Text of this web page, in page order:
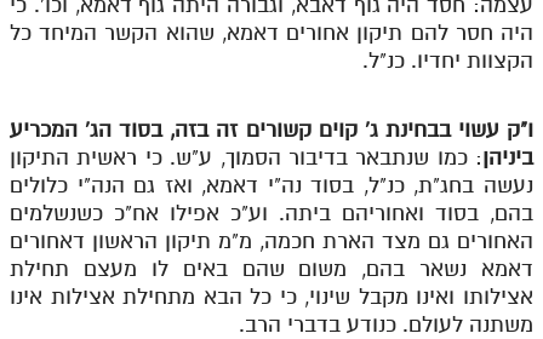
היה חסר להם תיקון אחורים דאמא, שהוא הקשר המיחד כל
הקצוות יחדיו. כנ"ל.
ו"ק עשוי בבחינת ג' קוים קשורים זה בזה, בסוד הג' המכריע
ביניהן: כמו שנתבאר בדיבור הסמוך, ע"ש. כי ראשית התיקון
נעשה בחג"ת, כנ"ל, בסוד נה"י דאמא, ואז גם הנה"י כלולים
בהם, בסוד ואחוריהם ביתה. וע"כ אפילו אח"כ כשנשלמים
האחורים גם מצד הארת חכמה, מ"מ תיקון הראשון דאחורים
דאמא נשאר בהם, משום שהם באים לו מעצם תחילת
אצילותו ואינו מקבל שינוי, כי כל הבא מתחילת אצילות אינו
משתנה לעולם. כנודע בדברי הרב.